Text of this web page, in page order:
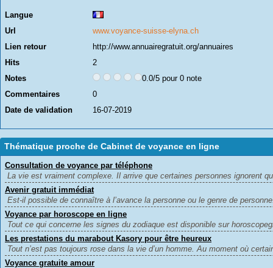
Langue
Url
www.voyance-suisse-elyna.ch
Lien retour
http://www.annuairegratuit.org/annuaires
Hits
2
Notes
0.0/5 pour 0 note
Commentaires
0
Date de validation
16-07-2019
Thématique proche de Cabinet de voyance en ligne
Consultation de voyance par téléphone
La vie est vraiment complexe. Il arrive que certaines personnes ignorent
Avenir gratuit immédiat
Est-il possible de connaître à l’avance la personne ou le genre de
Voyance par horoscope en ligne
Tout ce qui concerne les signes du zodiaque est disponible sur
Les prestations du marabout Kasory pour être heureux
Tout n’est pas toujours rose dans la vie d’un homme. Au moment où
Voyance gratuite amour